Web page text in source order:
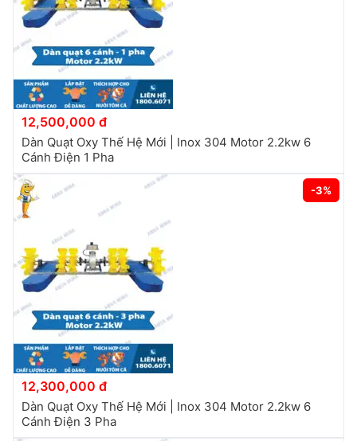
12,500,000 đ
Dàn Quạt Oxy Thế Hệ Mới | Inox 304 Motor 2.2kw 6
Cánh Điện 1 Pha
-3%
12,300,000 đ
Dàn Quạt Oxy Thế Hệ Mới | Inox 304 Motor 2.2kw 6
Cánh Điện 3 Pha